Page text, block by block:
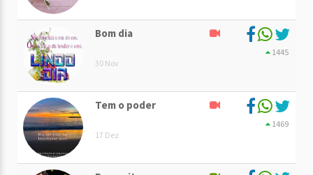
Bom dia
30 Nov
1445
Tem o poder
17 Dez
1469